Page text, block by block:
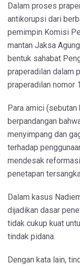
Dalam proses
antikorupsi dari
pemimpin Komisi
mantan Jaksa
bentuk sahabat
praperadilan dalam
praperadilan
Para amici
berpandangan
menyimpang dan
terhadap
mendesak
penetapan
Dalam kasus
dijadikan dasar
tidak cukup kuat
tindak pidana.
Dengan kata lain,